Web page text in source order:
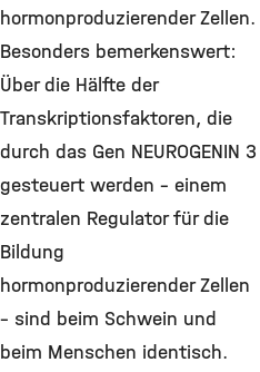
hormonproduzierender Zellen.
Besonders bemerkenswert:
Über die Hälfte der
Transkriptionsfaktoren, die
durch das Gen NEUROGENIN 3
gesteuert werden – einem
zentralen Regulator für die
Bildung
hormonproduzierender Zellen
– sind beim Schwein und
beim Menschen identisch.